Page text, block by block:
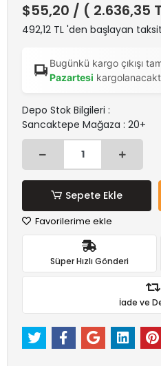
$55,20 / ( 2.636,35
492,12 TL 'den başlayan
Bugünkü kargo çıkışı
Pazartesi
Depo Stok Bilgileri :
Sancaktepe Mağaza : 20+
Sepete Ekle
Favorilerime ekle
Süper Hızlı Gönderi
İade ve